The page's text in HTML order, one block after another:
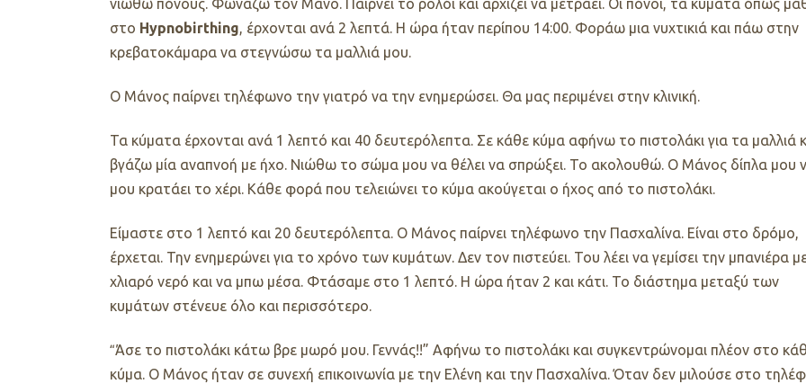
νιώθω πόνους. Φωνάζω τον Μάνο. Παίρνει το ρολόι και αρχίζει να μετράει. Οι πόνοι, τα κύματα όπως
στο Hypnobirthing, έρχονται ανά 2 λεπτά. Η ώρα ήταν περίπου 14:00. Φοράω μια νυχτικιά και πάω στην
κρεβατοκάμαρα να στεγνώσω τα μαλλιά μου.
Ο Μάνος παίρνει τηλέφωνο την γιατρό να την ενημερώσει. Θα μας περιμένει στην κλινική.
Τα κύματα έρχονται ανά 1 λεπτό και 40 δευτερόλεπτα. Σε κάθε κύμα αφήνω το πιστολάκι για τα μαλλιά
βγάζω μία αναπνοή με ήχο. Νιώθω το σώμα μου να θέλει να σπρώξει. Το ακολουθώ. Ο Μάνος δίπλα μου
μου κρατάει το χέρι. Κάθε φορά που τελειώνει το κύμα ακούγεται ο ήχος από το πιστολάκι.
Είμαστε στο 1 λεπτό και 20 δευτερόλεπτα. Ο Μάνος παίρνει τηλέφωνο την Πασχαλίνα. Είναι στο δρόμο,
έρχεται. Την ενημερώνει για το χρόνο των κυμάτων. Δεν τον πιστεύει. Του λέει να γεμίσει την μπανιέρα
χλιαρό νερό και να μπω μέσα. Φτάσαμε στο 1 λεπτό. Η ώρα ήταν 2 και κάτι. Το διάστημα μεταξύ των
κυμάτων στένευε όλο και περισσότερο.
“Άσε το πιστολάκι κάτω βρε μωρό μου. Γεννάς!!” Αφήνω το πιστολάκι και συγκεντρώνομαι πλέον στο
κύμα. Ο Μάνος ήταν σε συνεχή επικοινωνία με την Ελένη και την Πασχαλίνα. Όταν δεν μιλούσε στο